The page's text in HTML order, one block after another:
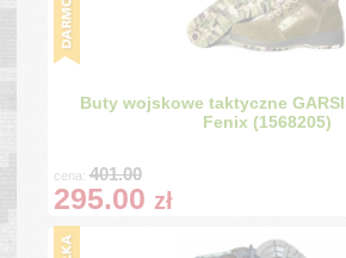
Buty wojskowe taktyczne
Fenix (1568205)
cena:401.00
295.00 zł